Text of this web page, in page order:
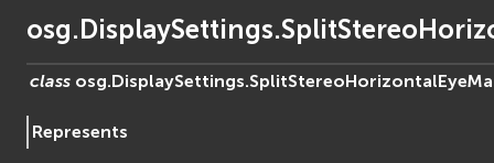
Граф Сцены (Scene Graph)
EVosgAV
EVosgGA
class osg.DisplaySettings.
Represents